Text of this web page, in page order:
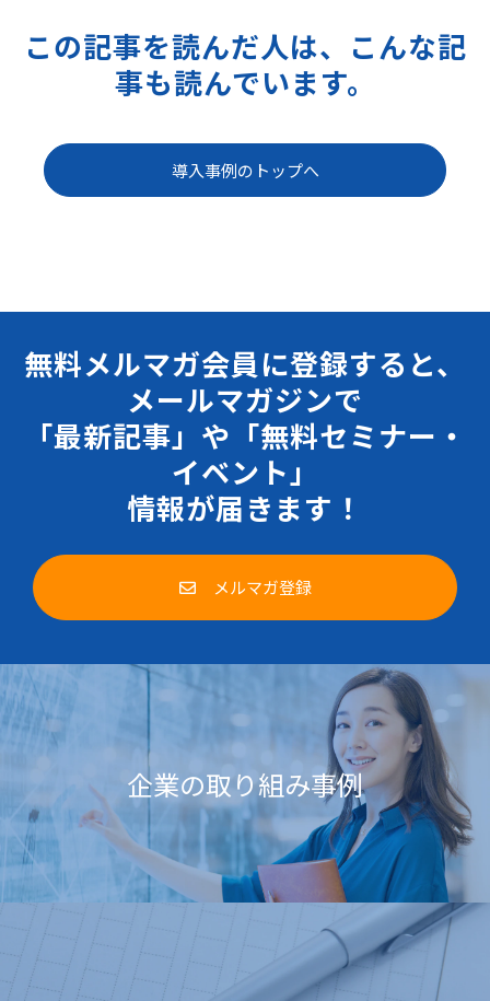
この記事を読んだ人は、こんな記
事も読んでいます。
導入事例のトップへ
無料メルマガ会員に登録すると、
メールマガジンで
「最新記事」や「無料セミナー・
イベント」
情報が届きます！
メルマガ登録
企業の取り組み事例